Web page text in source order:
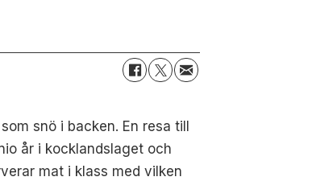
snö i backen. En resa till
år i kocklandslaget och
mat i klass med vilken